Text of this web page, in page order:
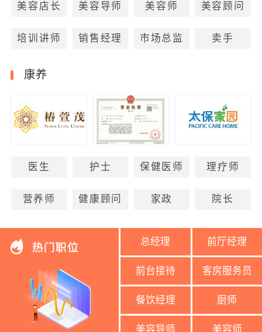
美容店长 美容导师 美容师 美容顾问
培训讲师 销售经理 市场总监 卖手
康养
医生 护士 保健医师 理疗师
营养师 健康顾问 家政 院长
总经理 前厅经理
前台接待 客房服务员
餐饮经理 厨师
美容导师 美容师